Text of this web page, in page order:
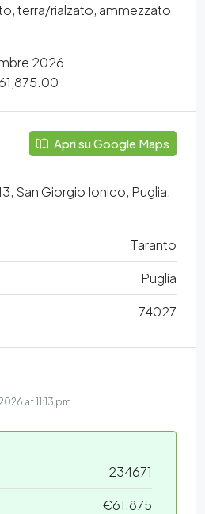
terra/rialzato, ammezzato
2026
Apri su Google Maps
San Giorgio Ionico, Puglia,
Taranto
Puglia
74027
at 11:13 pm
234671
€61.875